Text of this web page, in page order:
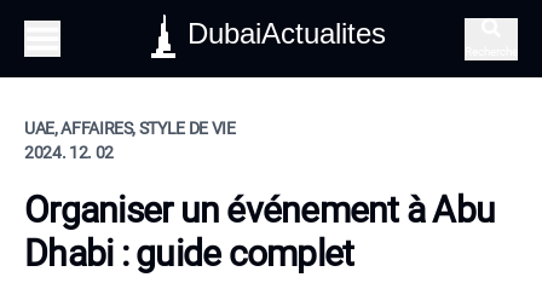
DubaiActualites
UAE, AFFAIRES, STYLE DE VIE
2024. 12. 02
Organiser un événement à Abu
Dhabi : guide complet